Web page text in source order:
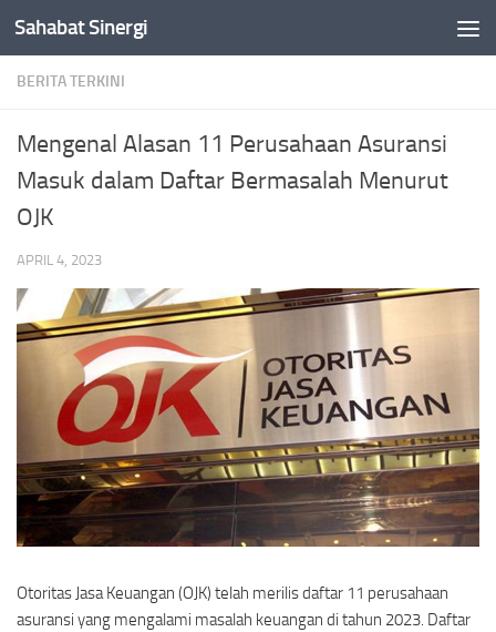
Skip to content
Sahabat Sinergi
BERITA TERKINI
Mengenal Alasan 11 Perusahaan Asuransi
Masuk dalam Daftar Bermasalah Menurut
OJK
APRIL 4, 2023
Otoritas Jasa Keuangan (OJK) telah merilis daftar 11 perusahaan
asuransi yang mengalami masalah keuangan di tahun 2023. Daftar